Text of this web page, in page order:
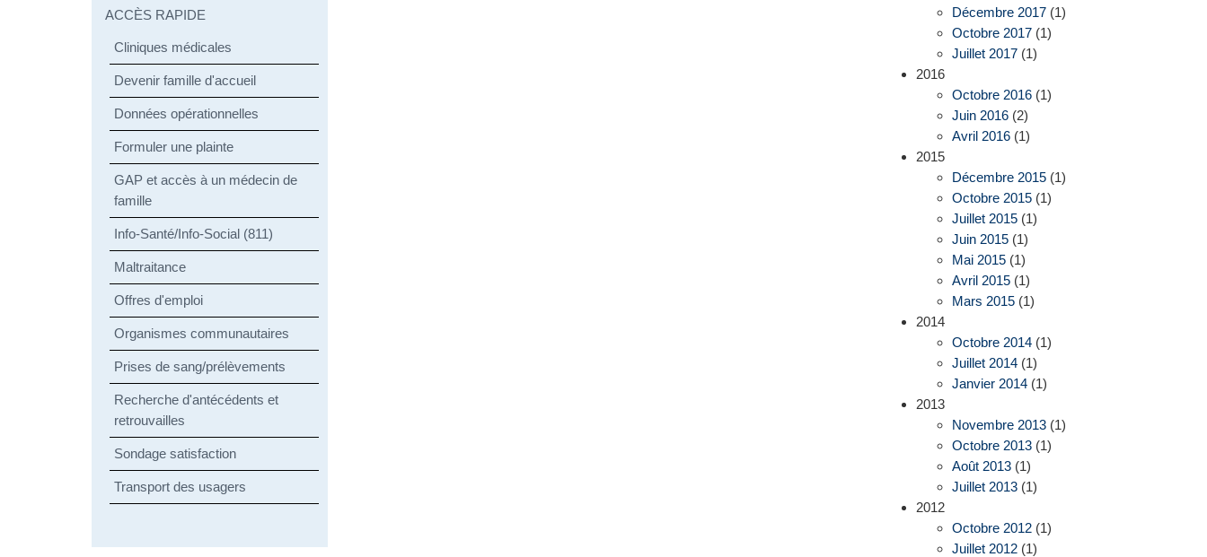
ACCÈS RAPIDE
Cliniques médicales
Devenir famille d'accueil
Données opérationnelles
Formuler une plainte
GAP et accès à un médecin de
famille
Info-Santé/Info-Social (811)
Maltraitance
Offres d'emploi
Organismes communautaires
Prises de sang/prélèvements
Recherche d'antécédents et
retrouvailles
Sondage satisfaction
Transport des usagers
Décembre 2017(1)
Octobre 2017(1)
Juillet 2017(1)
2016
Octobre 2016(1)
Juin 2016(2)
Avril 2016(1)
2015
Décembre 2015(1)
Octobre 2015(1)
Juillet 2015(1)
Juin 2015(1)
Mai 2015(1)
Avril 2015(1)
Mars 2015(1)
2014
Octobre 2014(1)
Juillet 2014(1)
Janvier 2014(1)
2013
Novembre 2013(1)
Octobre 2013(1)
Août 2013(1)
Juillet 2013(1)
2012
Octobre 2012(1)
Juillet 2012(1)